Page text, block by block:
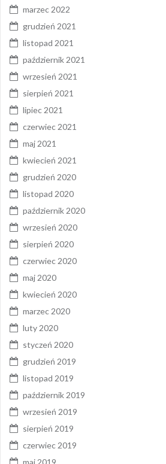
marzec 2022
grudzień 2021
listopad 2021
październik 2021
wrzesień 2021
sierpień 2021
lipiec 2021
czerwiec 2021
maj 2021
kwiecień 2021
grudzień 2020
listopad 2020
październik 2020
wrzesień 2020
sierpień 2020
czerwiec 2020
maj 2020
kwiecień 2020
marzec 2020
luty 2020
styczeń 2020
grudzień 2019
listopad 2019
październik 2019
wrzesień 2019
sierpień 2019
czerwiec 2019